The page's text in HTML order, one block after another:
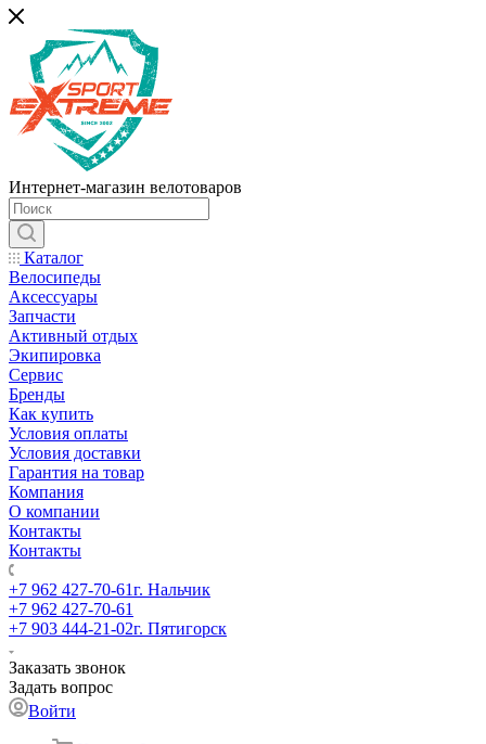
Интернет-магазин велотоваров
Каталог
Велосипеды
Аксессуары
Запчасти
Активный отдых
Экипировка
Сервис
Бренды
Как купить
Условия оплаты
Условия доставки
Гарантия на товар
Компания
О компании
Контакты
Контакты
+7 962 427-70-61г. Нальчик
+7 962 427-70-61
+7 903 444-21-02г. Пятигорск
Заказать звонок
Задать вопрос
Войти